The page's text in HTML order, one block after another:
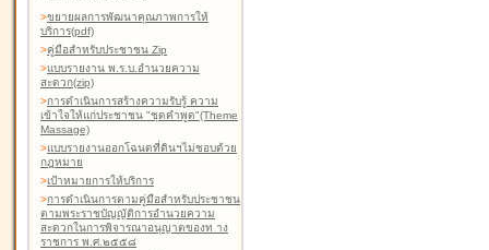
>ขยายผลการพัฒนาคุณภาพการให้
บริการ(pdf)
>คู่มือสำหรับประชาชน Zip
>แบบรายงาน พ.ร.บ.อำนวยความ
สะดวก(zip)
>การดำเนินการสร้างความรับรู้ ความ
เข้าใจให้แก่ประชาชน "ชุดคำพูด"(Theme
Massage)
>แบบรายงานออกโฉนดที่ดินฯไม่ชอบด้วย
กฎหมาย
>เป้าหมายการให้บริการ
>การดำเนินการตามคู่มือสำหรับประชาชน
ตามพระราชบัญญัติการอำนวยความ
สะดวกในการพิจารณาอนุญาตของท าง
ราชการ พ.ศ.๒๕๕๘